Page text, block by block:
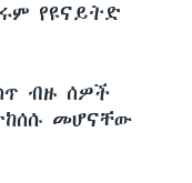
የዩናይትድ
ብዙ ሰዎች
መሆናቸው